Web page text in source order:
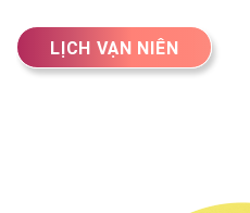
LỊCH VẠN NIÊN